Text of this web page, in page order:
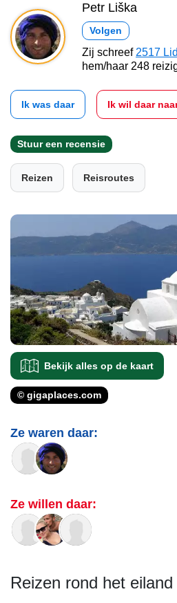
Petr Liška
Volgen
Zij schreef 2517
hem/haar 248
Ik was daar Ik wil daar
Stuur een recensie
Reizen Reisroutes
Bekijk alles op de kaart
© gigaplaces.com
Ze waren daar:
Ze willen daar:
Reizen rond het